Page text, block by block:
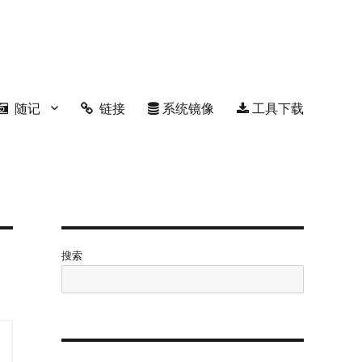
随记 链接 系统镜像 工具下载
搜索